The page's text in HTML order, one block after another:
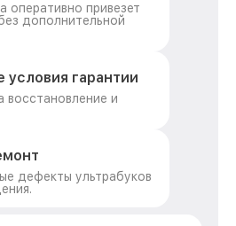
оперативно привезет
дополнительной
условия гарантии
восстановление и
дефекты ультрабуков